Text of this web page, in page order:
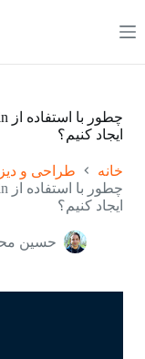
به
محتوا
ایجاد کنیم؟
خانه طراحی و
ایجاد کنیم؟
حسین